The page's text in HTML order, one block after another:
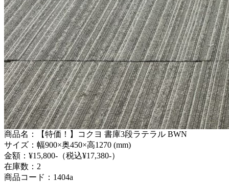
商品名：【特価！】コクヨ 書庫3段ラテラル BWN
サイズ：幅900×奥450×高1270 (mm)
金額：¥15,800-（税込¥17,380-）
在庫数：2
商品コード：1404a